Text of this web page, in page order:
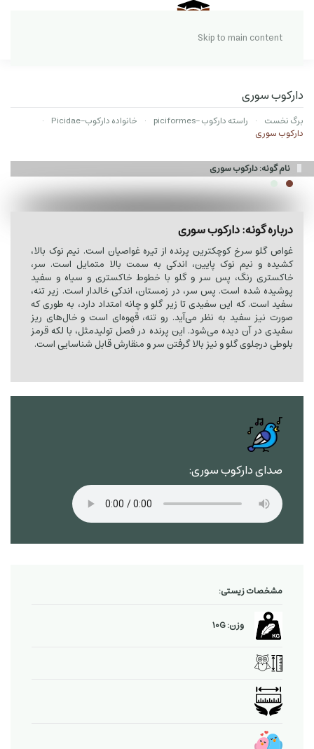
Skip to main content
دارکوب سوری
برگ نخست راسته دارکوب -piciformes
خانواده دارکوب-Picidae
دارکوب سوری
نام گونه: دارکوب سوری
درباره گونه: دارکوب سوری
غواص گلو سرخ کوچکترین پرنده از تیره غواصیان است. نیم نوک بالا،
کشیده و نیم نوک پایین، اندکی به سمت بالا متمایل است. سر،
خاکستری رنگ، پس سر و گلو با خطوط خاکستری و سیاه و سفید
پوشیده شده است. پس سر، در زمستان، اندکی خالدار است. زیر تنه،
سفید است. که این سفیدی تا زیر گلو و چانه امتداد دارد، به طوری که
صورت نیز سفید به نظر می‌آید. رو تنه، قهوه‌ای است و خال‌های ریز
سفیدی در آن دیده می‌شود. این پرنده در فصل تولیدمثل، با لکه قرمز
بلوطی درجلوی گلو و نیز بالا گرفتن سر و منقارش قابل شناسایی است.
صدای دارکوب سوری:
مشخصات زیستی:
وزن: 10G